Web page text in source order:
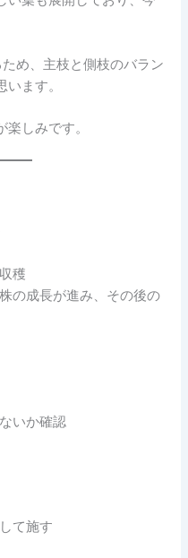
め、主枝と側枝のバラン
ます。
しみです。
穫
の成長が進み、その後の
いか確認
て施す